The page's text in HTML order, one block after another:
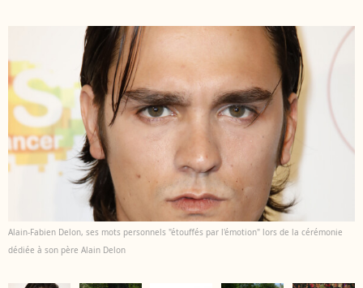
Alain-Fabien Delon, ses mots personnels "étouffés par l'émotion" lors de la cérémonie
dédiée à son père Alain Delon